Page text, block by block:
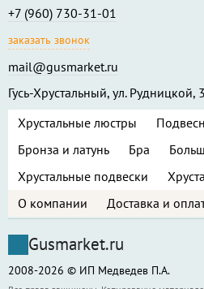
Хрустальные люстры
Бронза и латунь
Бра
Хрустальные подвески
+7 (960) 730-31-01
заказать звонок
mail@gusmarket.ru
Гусь-Хрустальный, ул. Рудницкой, 3
О компании Доставка и
Gusmarket.ru
2008-2026 © ИП Медведев П.А.